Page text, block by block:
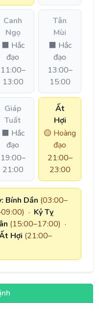
Canh
Ngọ
⬛ Hắc
đạo
11:00–
13:00
Tân
Mùi
⬛ Hắc
đạo
13:00–
15:00
Giáp
Tuất
⬛ Hắc
đạo
19:00–
21:00
Ất
Hợi
🟡 Hoàng
đạo
21:00–
23:00
Bính Dần (03:00–
· Kỷ Tỵ
(15:00–17:00) ·
Hợi (21:00–